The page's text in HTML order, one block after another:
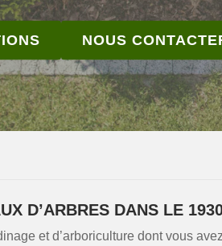
NOUS
D’ARBRES DANS LE
et d’arboriculture dont vous